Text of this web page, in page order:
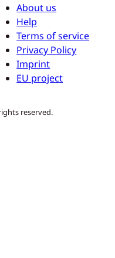
About us
Help
Terms of service
Privacy Policy
Imprint
EU project
reserved.